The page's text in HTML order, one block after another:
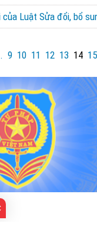
Luật Sửa đổi, bổ
9 10 11 12 13 14 15